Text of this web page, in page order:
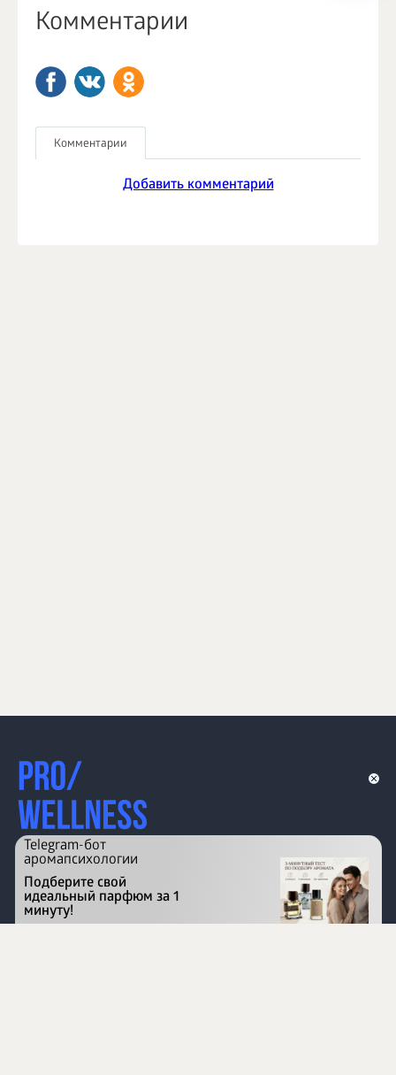
Комментарии
Комментарии
Добавить комментарий
Перейти на сайт
Telegram-бот
аромапсихологии
Подберите свой
идеальный парфюм за 1
минуту!